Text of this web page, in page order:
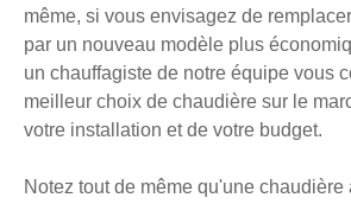
même, si vous envisagez de
par un nouveau modèle plus
un chauffagiste de notre équipe vous
meilleur choix de chaudière sur le
votre installation et de votre budget.
Notez tout de même qu'une chaudière